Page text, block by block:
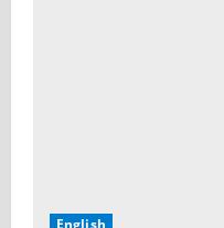
English